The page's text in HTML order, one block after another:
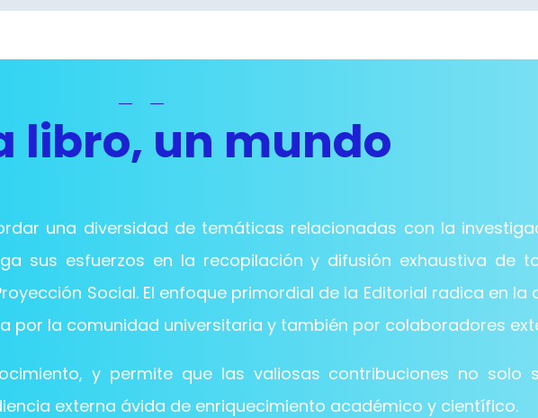
libro, un mundo
una diversidad de temáticas relacionadas con la
sus esfuerzos en la recopilación y difusión exhaustiva de
Social. El enfoque primordial de la Editorial radica en la
la comunidad universitaria y también por colaboradores
y permite que las valiosas contribuciones no solo
externa ávida de enriquecimiento académico y científico.